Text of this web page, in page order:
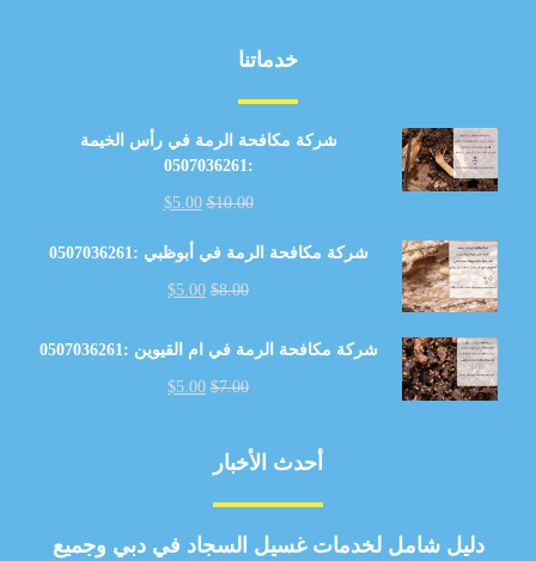
خدماتنا
شركة مكافحة الرمة في رأس الخيمة
:0507036261
$10.00
$5.00
شركة مكافحة الرمة في أبوظبي :0507036261
$8.00
$5.00
شركة مكافحة الرمة في ام القيوين :0507036261
$7.00
$5.00
أحدث الأخبار
دليل شامل لخدمات غسيل السجاد في دبي وجميع